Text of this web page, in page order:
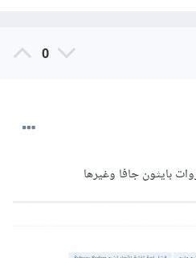
0
بايثون جافا وغيرها